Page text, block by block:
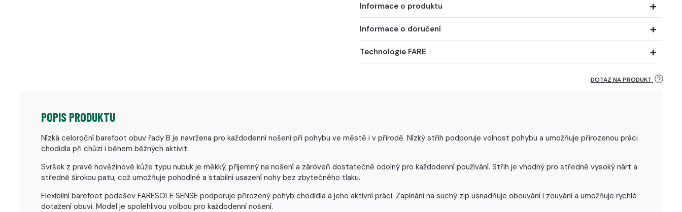
Informace o produktu
Informace o doručení
Technologie FARE
DOTAZ NA PRODUKT
POPIS PRODUKTU
Nízká celoroční barefoot obuv řady B je navržena pro každodenní nošení při pohybu ve městě i v přírodě. Nízký střih podporuje volnost pohybu a umožňuje přirozenou práci
chodidla při chůzi i během běžných aktivit.
Svršek z pravé hovězinové kůže typu nubuk je měkký, příjemný na nošení a zároveň dostatečně odolný pro každodenní používání. Střih je vhodný pro středně vysoký nárt a
středně širokou patu, což umožňuje pohodlné a stabilní usazení nohy bez zbytečného tlaku.
Flexibilní barefoot podešev FARESOLE SENSE podporuje přirozený pohyb chodidla a jeho aktivní práci. Zapínání na suchý zip usnadňuje obouvání i zouvání a umožňuje rychlé
dotažení obuvi. Model je spolehlivou volbou pro každodenní nošení.